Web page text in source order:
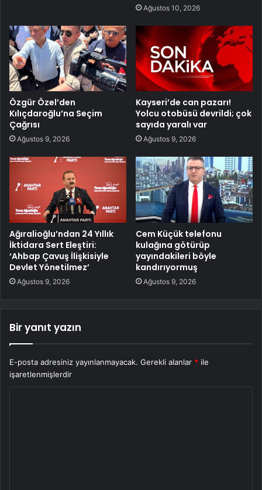
Ağustos 10, 2026
Özgür Özel’den
Kılıçdaroğlu’na Seçim
Çağrısı
Ağustos 9, 2026
Kayseri’de can pazarı!
Yolcu otobüsü devrildi; çok
sayıda yaralı var
Ağustos 9, 2026
Ağıralioğlu’ndan 24 Yıllık
İktidara Sert Eleştiri:
‘Ahbap Çavuş İlişkisiyle
Devlet Yönetilmez’
Ağustos 9, 2026
Cem Küçük telefonu
kulağına götürüp
yayındakileri böyle
kandırıyormuş
Ağustos 9, 2026
Bir yanıt yazın
E-posta adresiniz yayınlanmayacak. Gerekli alanlar * ile
işaretlenmişlerdir